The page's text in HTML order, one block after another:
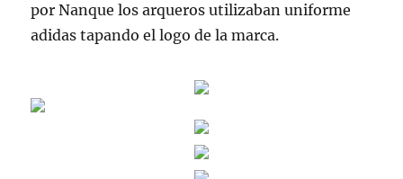
por Nanque los arqueros utilizaban uniforme
adidas tapando el logo de la marca.